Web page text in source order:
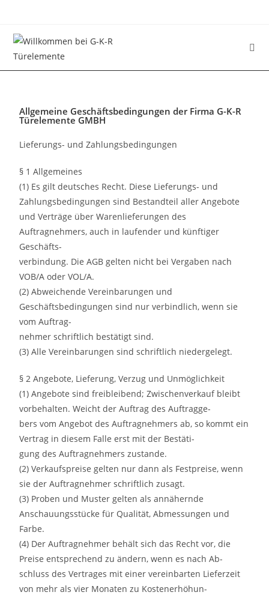
Allgemeine Geschäftsbedingungen der Firma G-K-R
Türelemente GMBH
Lieferungs- und Zahlungsbedingungen
§ 1 Allgemeines
(1) Es gilt deutsches Recht. Diese Lieferungs- und
Zahlungsbedingungen sind Bestandteil aller Angebote
und Verträge über Warenlieferungen des
Auftragnehmers, auch in laufender und künftiger
Geschäfts-
verbindung. Die AGB gelten nicht bei Vergaben nach
VOB/A oder VOL/A.
(2) Abweichende Vereinbarungen und
Geschäftsbedingungen sind nur verbindlich, wenn sie
vom Auftrag-
nehmer schriftlich bestätigt sind.
(3) Alle Vereinbarungen sind schriftlich niedergelegt.
§ 2 Angebote, Lieferung, Verzug und Unmöglichkeit
(1) Angebote sind freibleibend; Zwischenverkauf bleibt
vorbehalten. Weicht der Auftrag des Auftragge-
bers vom Angebot des Auftragnehmers ab, so kommt ein
Vertrag in diesem Falle erst mit der Bestäti-
gung des Auftragnehmers zustande.
(2) Verkaufspreise gelten nur dann als Festpreise, wenn
sie der Auftragnehmer schriftlich zusagt.
(3) Proben und Muster gelten als annähernde
Anschauungsstücke für Qualität, Abmessungen und
Farbe.
(4) Der Auftragnehmer behält sich das Recht vor, die
Preise entsprechend zu ändern, wenn es nach Ab-
schluss des Vertrages mit einer vereinbarten Lieferzeit
von mehr als vier Monaten zu Kostenerhöhun-